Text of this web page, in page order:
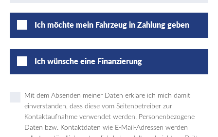
Ich möchte mein Fahrzeug in Zahlung geben
Ich wünsche eine Finanzierung
Mit dem Absenden meiner Daten erkläre ich mich damit
einverstanden, dass diese vom Seitenbetreiber zur
Kontaktaufnahme verwendet werden. Personenbezogene
Daten bzw. Kontaktdaten wie E-Mail-Adressen werden